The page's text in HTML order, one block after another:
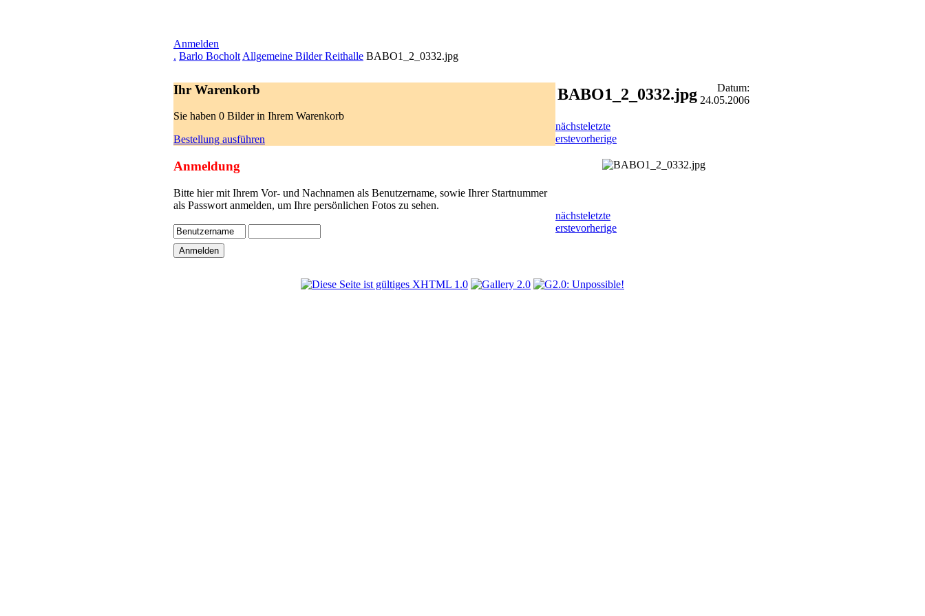
Anmelden
. Barlo Bocholt Allgemeine Bilder Reithalle BABO1_2_0332.jpg
Ihr Warenkorb
Sie haben 0 Bilder in Ihrem Warenkorb
Bestellung ausführen
Anmeldung
Bitte hier mit Ihrem Vor- und Nachnamen als Benutzername, sowie Ihrer Startnummer
als Passwort anmelden, um Ihre persönlichen Fotos zu sehen.
BABO1_2_0332.jpg
Datum:
24.05.2006
nächsteletzte
erstevorherige
nächsteletzte
erstevorherige